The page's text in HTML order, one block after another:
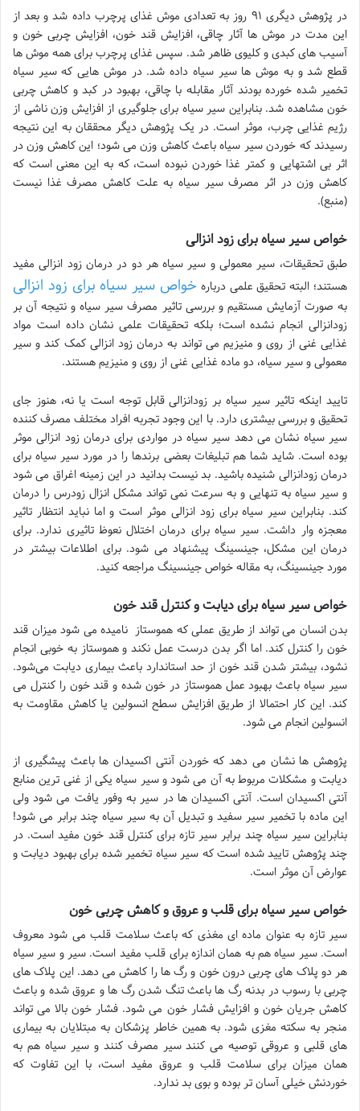
در پژوهش دیگری ۹۱ روز به تعدادی موش غذای پرچرب داده شد و بعد از
این مدت در موش ها آثار چاقی، افزایش قند خون، افزایش چربی خون و
آسیب های کبدی و کلیوی ظاهر شد. سپس غذای پرچرب برای همه موش ها
قطع شد و به موش ها سیر سیاه داده شد. در موش هایی که سیر سیاه
تخمیر شده خورده بودند آثار مقابله با چاقی، بهبود در کبد و کاهش چربی
خون مشاهده شد. بنابراین سیر سیاه برای جلوگیری از افزایش وزن ناشی از
رژیم غذایی چرب، موثر است. در یک پژوهش دیگر محققان به این نتیجه
رسیدند که خوردن سیر سیاه باعث کاهش وزن می شود؛ این کاهش وزن در
اثر بی اشتهایی و کمتر غذا خوردن نبوده است، که به این معنی است که
کاهش وزن در اثر مصرف سیر سیاه به علت کاهش مصرف غذا نیست
(منبع).
خواص سیر سیاه برای زود انزالی
طبق تحقیقات، سیر معمولی و سیر سیاه هر دو در درمان زود انزالی مفید
هستند؛ البته تحقیق علمی درباره خواص سیر سیاه برای زود انزالی
به صورت آزمایش مستقیم و بررسی تاثیر مصرف سیر سیاه و نتیجه آن بر
زودانزالی انجام نشده است؛ بلکه تحقیقات علمی نشان داده است مواد
غذایی غنی از روی و منیزیم می تواند به درمان زود انزالی کمک کند و سیر
معمولی و سیر سیاه، دو ماده غذایی غنی از روی و منیزیم هستند.
تایید اینکه تاثیر سیر سیاه بر زودانزالی قابل توجه است یا نه، هنوز جای
تحقیق و بررسی بیشتری دارد. با این وجود تجربه افراد مختلف مصرف کننده
سیر سیاه نشان می دهد سیر سیاه در مواردی برای درمان زود انزالی موثر
بوده است. شاید شما هم تبلیغات بعضی برندها را در مورد سیر سیاه برای
درمان زودانزالی شنیده باشید. بد نیست بدانید در این زمینه اغراق می شود
و سیر سیاه به تنهایی و به سرعت نمی تواند مشکل انزال زودرس را درمان
کند. بنابراین سیر سیاه برای زود انزالی موثر است و اما نباید انتظار تاثیر
معجزه وار داشت. سیر سیاه برای درمان اختلال نعوظ تاثیری ندارد. برای
درمان این مشکل، جینسینگ پیشنهاد می شود. برای اطلاعات بیشتر در
مورد جینسینگ، به مقاله خواص جینسینگ مراجعه کنید.
خواص سیر سیاه برای دیابت و کنترل قند خون
بدن انسان می تواند از طریق عملی که هموستاز نامیده می شود میزان قند
خون را کنترل کند. اما اگر بدن درست عمل نکند و هموستاز به خوبی انجام
نشود، بیشتر شدن قند خون از حد استاندارد باعث بیماری دیابت می‌شود.
سیر سیاه باعث بهبود عمل هموستاز در خون شده و قند خون را کنترل می
کند. این کار احتمالا از طریق افزایش سطح انسولین یا کاهش مقاومت به
انسولین انجام می شود.
پژوهش ها نشان می دهد که خوردن آنتی اکسیدان ها باعث پیشگیری از
دیابت و مشکلات مربوط به آن می شود و سیر سیاه یکی از غنی ترین منابع
آنتی اکسیدان است. آنتی اکسیدان ها در سیر به وفور یافت می شود ولی
این ماده با تخمیر سیر سفید و تبدیل آن به سیر سیاه چند برابر می شود!
بنابراین سیر سیاه چند برابر سیر تازه برای کنترل قند خون مفید است. در
چند پژوهش تایید شده است که سیر سیاه تخمیر شده برای بهبود دیابت و
عوارض آن موثر است.
خواص سیر سیاه برای قلب و عروق و کاهش چربی خون
سیر تازه به عنوان ماده ای مغذی که باعث سلامت قلب می شود معروف
است. سیر سیاه هم به همان اندازه برای قلب مفید است. سیر و سیر سیاه
هر دو پلاک های چربی درون خون و رگ ها را کاهش می دهد. این پلاک های
چربی با رسوب در بدنه رگ ها باعث تنگ شدن رگ ها و عروق شده و باعث
کاهش جریان خون و افزایش فشار خون می شود. فشار خون بالا می تواند
منجر به سکته مغزی شود. به همین خاطر پزشکان به مبتلایان به بیماری
های قلبی و عروقی توصیه می کنند سیر مصرف کنند و سیر سیاه هم به
همان میزان برای سلامت قلب و عروق مفید است، با این تفاوت که
خوردنش خیلی آسان تر بوده و بوی بد ندارد.